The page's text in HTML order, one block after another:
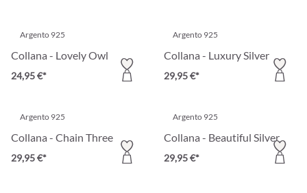
Argento 925
Collana - Lovely Owl
24,95 €*
Argento 925
Collana - Luxury Silver
29,95 €*
Argento 925
Collana - Chain Three
29,95 €*
Argento 925
Collana - Beautiful Silver
29,95 €*